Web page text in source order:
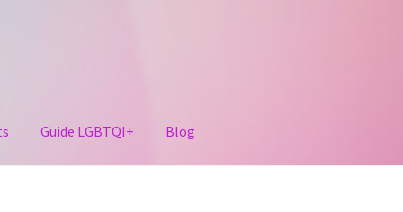
Guide LGBTQI+ Blog